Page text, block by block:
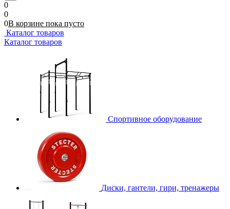
0
0
0В корзине пока пусто
Каталог товаров
Каталог товаров
Спортивное оборудование
Диски, гантели, гири, тренажеры